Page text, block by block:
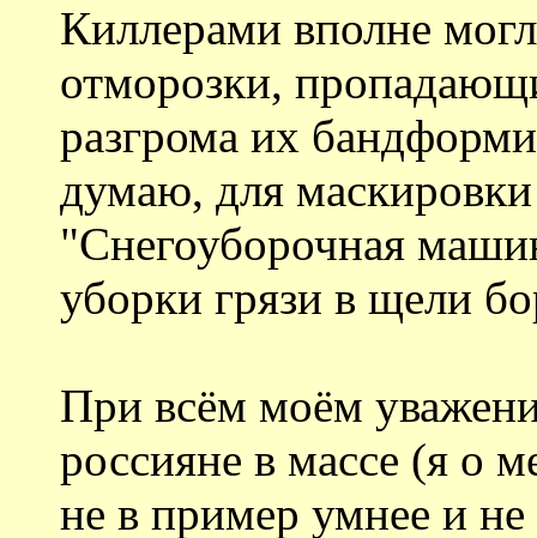
Киллерами вполне
отморозки,
разгрома их
думаю, для
"Снегоуборочная
уборки грязи в щели
При всём моём
россияне в массе (я о
не в пример умнее и